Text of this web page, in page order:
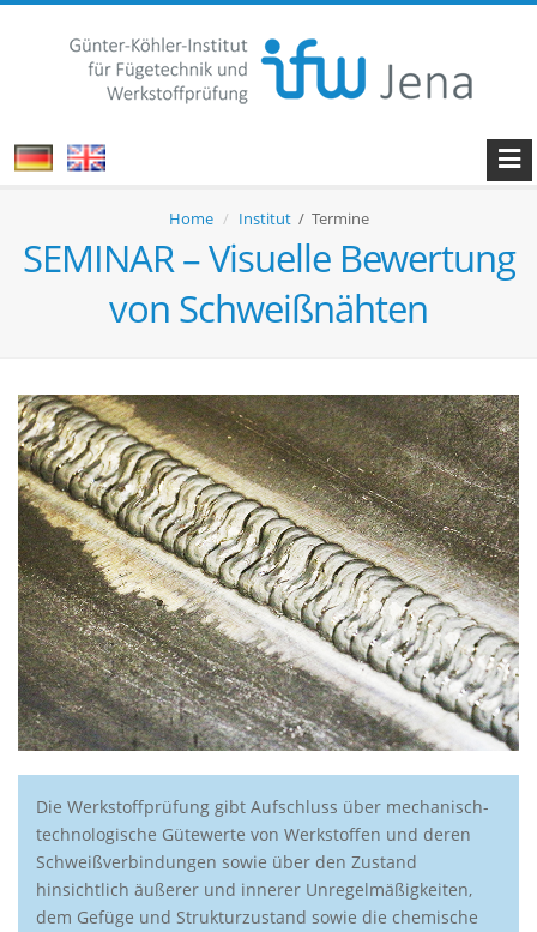
Home Institut/ Termine
SEMINAR – Visuelle Bewertung
von Schweißnähten
Die Werkstoffprüfung gibt Aufschluss über mechanisch-
technologische Gütewerte von Werkstoffen und deren
Schweißverbindungen sowie über den Zustand
hinsichtlich äußerer und innerer Unregelmäßigkeiten,
dem Gefüge und Strukturzustand sowie die chemische